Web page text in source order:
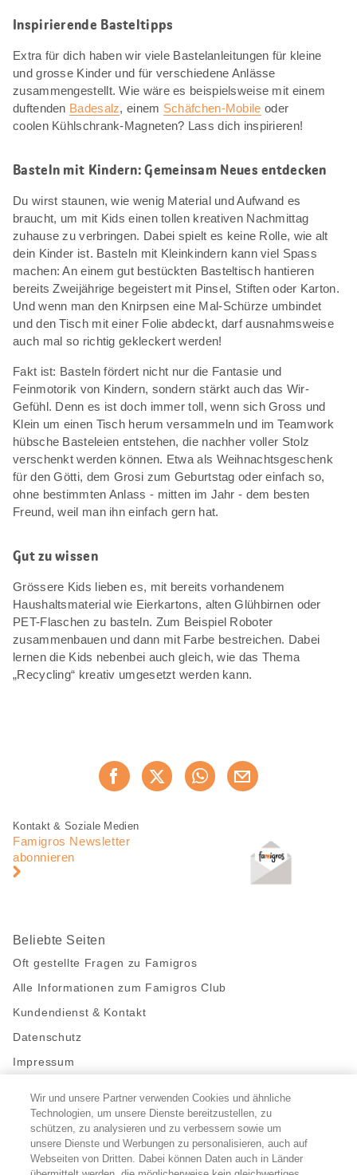
Inspirierende Basteltipps
Extra für dich haben wir viele Bastelanleitungen für kleine
und grosse Kinder und für verschiedene Anlässe
zusammengestellt. Wie wäre es beispielsweise mit einem
duftenden Badesalz, einem Schäfchen-Mobile oder
coolen Kühlschrank-Magneten? Lass dich inspirieren!
Basteln mit Kindern: Gemeinsam Neues entdecken
Du wirst staunen, wie wenig Material und Aufwand es
braucht, um mit Kids einen tollen kreativen Nachmittag
zuhause zu verbringen. Dabei spielt es keine Rolle, wie alt
dein Kinder ist. Basteln mit Kleinkindern kann viel Spass
machen: An einem gut bestückten Basteltisch hantieren
bereits Zweijährige begeistert mit Pinsel, Stiften oder Karton.
Und wenn man den Knirpsen eine Mal-Schürze umbindet
und den Tisch mit einer Folie abdeckt, darf ausnahmsweise
auch mal so richtig gekleckert werden!
Fakt ist: Basteln fördert nicht nur die Fantasie und
Feinmotorik von Kindern, sondern stärkt auch das Wir-
Gefühl. Denn es ist doch immer toll, wenn sich Gross und
Klein um einen Tisch herum versammeln und im Teamwork
hübsche Basteleien entstehen, die nachher voller Stolz
verschenkt werden können. Etwa als Weihnachtsgeschenk
für den Götti, dem Grosi zum Geburtstag oder einfach so,
ohne bestimmten Anlass - mitten im Jahr - dem besten
Freund, weil man ihn einfach gern hat.
Gut zu wissen
Grössere Kids lieben es, mit bereits vorhandenem
Haushaltsmaterial wie Eierkartons, alten Glühbirnen oder
PET-Flaschen zu basteln. Zum Beispiel Roboter
zusammenbauen und dann mit Farbe bestreichen. Dabei
lernen die Kids nebenbei auch gleich, wie das Thema
„Recycling“ kreativ umgesetzt werden kann.
Jetzt weiterempfehlen
Fusszeile
Fusszeile
Navigation
Kontakt & Soziale Medien
Famigros Newsletter
abonnieren
Beliebte Seiten
Oft gestellte Fragen zu Famigros
Alle Informationen zum Famigros Club
Kundendienst & Kontakt
Datenschutz
Impressum
Bleibe mit uns in Kontakt
Facebook
https://twitter.com/migros
https://www.youtube.com/user/
PinterestInstagram
Wir und unsere Partner verwenden Cookies und ähnliche
Technologien, um unsere Dienste bereitzustellen, zu
schützen, zu analysieren und zu verbessern sowie um
unsere Dienste und Werbungen zu personalisieren, auch auf
Webseiten von Dritten. Dabei können Daten auch in Länder